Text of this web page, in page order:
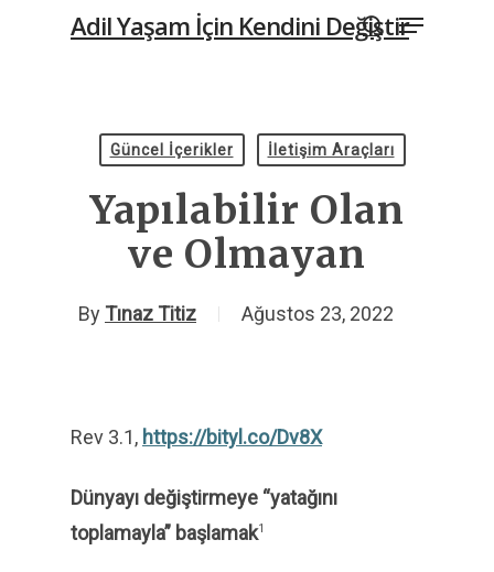
Adil Yaşam İçin Kendini DeğiştirMenu
Güncel İçerikler İletişim Araçları
Yapılabilir Olan
ve Olmayan
By Tınaz Titiz Ağustos 23, 2022
Rev 3.1, https://bityl.co/Dv8X
Dünyayı değiştirmeye “yatağını
toplamayla” başlamak1